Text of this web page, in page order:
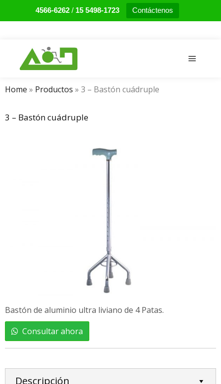
4566-6262/ 15 5498-1723 Contáctenos
Home » Productos » 3 – Bastón cuádruple
3 – Bastón cuádruple
Bastón de aluminio ultra liviano de 4 Patas.
Consultar ahora
Descripción